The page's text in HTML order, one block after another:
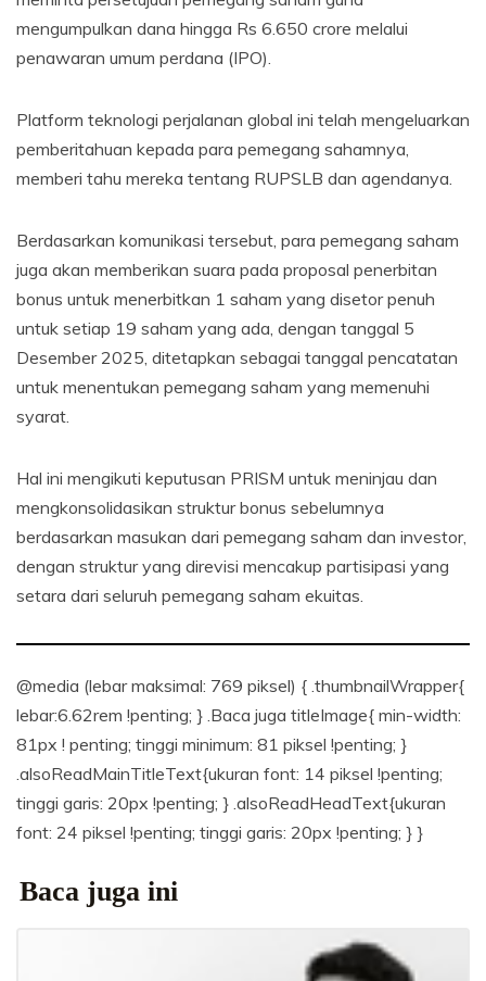
mengumpulkan dana hingga Rs 6.650 crore melalui
penawaran umum perdana (IPO).
Platform teknologi perjalanan global ini telah mengeluarkan
pemberitahuan kepada para pemegang sahamnya,
memberi tahu mereka tentang RUPSLB dan agendanya.
Berdasarkan komunikasi tersebut, para pemegang saham
juga akan memberikan suara pada proposal penerbitan
bonus untuk menerbitkan 1 saham yang disetor penuh
untuk setiap 19 saham yang ada, dengan tanggal 5
Desember 2025, ditetapkan sebagai tanggal pencatatan
untuk menentukan pemegang saham yang memenuhi
syarat.
Hal ini mengikuti keputusan PRISM untuk meninjau dan
mengkonsolidasikan struktur bonus sebelumnya
berdasarkan masukan dari pemegang saham dan investor,
dengan struktur yang direvisi mencakup partisipasi yang
setara dari seluruh pemegang saham ekuitas.
@media (lebar maksimal: 769 piksel) { .thumbnailWrapper{
lebar:6.62rem !penting; } .Baca juga titleImage{ min-width:
81px ! penting; tinggi minimum: 81 piksel !penting; }
.alsoReadMainTitleText{ukuran font: 14 piksel !penting;
tinggi garis: 20px !penting; } .alsoReadHeadText{ukuran
font: 24 piksel !penting; tinggi garis: 20px !penting; } }
Baca juga ini